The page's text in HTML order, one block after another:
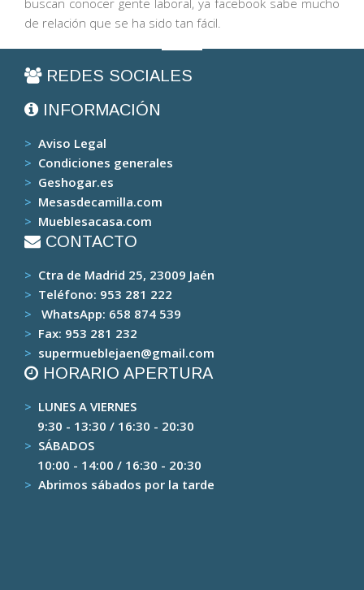
de relación que se ha sido tan fácil.
REDES SOCIALES
INFORMACIÓN
> Aviso Legal
> Condiciones generales
> Geshogar.es
> Mesasdecamilla.com
> Mueblesacasa.com
CONTACTO
> Ctra de Madrid 25, 23009 Jaén
> Teléfono: 953 281 222
>
WhatsApp: 658 874 539
> Fax: 953 281 232
> supermueblejaen@gmail.com
HORARIO APERTURA
> LUNES A VIERNES
9:30 - 13:30 / 16:30 - 20:30
> SÁBADOS
10:00 - 14:00 / 16:30 - 20:30
> Abrimos sábados por la tarde